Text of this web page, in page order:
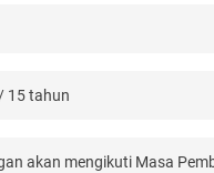
15 tahun
akan mengikuti Masa